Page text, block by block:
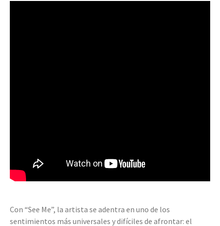
Con “See Me”, la artista se adentra en uno de los
sentimientos más universales y difíciles de afrontar: el